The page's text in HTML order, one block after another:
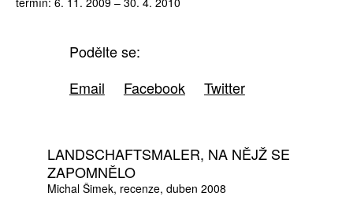
Podělte se:
Email
Facebook Twitter
LANDSCHAFTSMALER, NA NĚJŽ SE
ZAPOMNĚLO
Michal Šimek recenze duben 2008